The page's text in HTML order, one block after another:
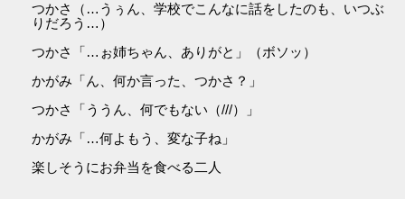
つかさ（…うぅん、学校でこんなに話をしたのも、いつぶ
りだろう…）
つかさ「…ぉ姉ちゃん、ありがと」（ボソッ）
かがみ「ん、何か言った、つかさ？」
つかさ「ううん、何でもない（///）」
かがみ「…何よもう、変な子ね」
楽しそうにお弁当を食べる二人